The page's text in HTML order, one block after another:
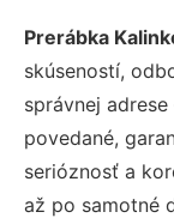
Prerábka
skúseností,
správnej
povedané,
serióznosť a
až po samotné